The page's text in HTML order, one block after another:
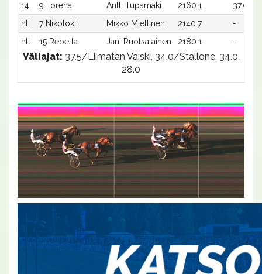
14
9 Torena Antti Tupamäki 2160:1 37,0x
hll
7 Nikoloki Mikko Miettinen 2140:7 -
hll
15 Rebella Jani Ruotsalainen 2180:1 -
Väliajat: 37.5/Liimatan Väiski, 34.0/Stallone, 34.0,
28.0